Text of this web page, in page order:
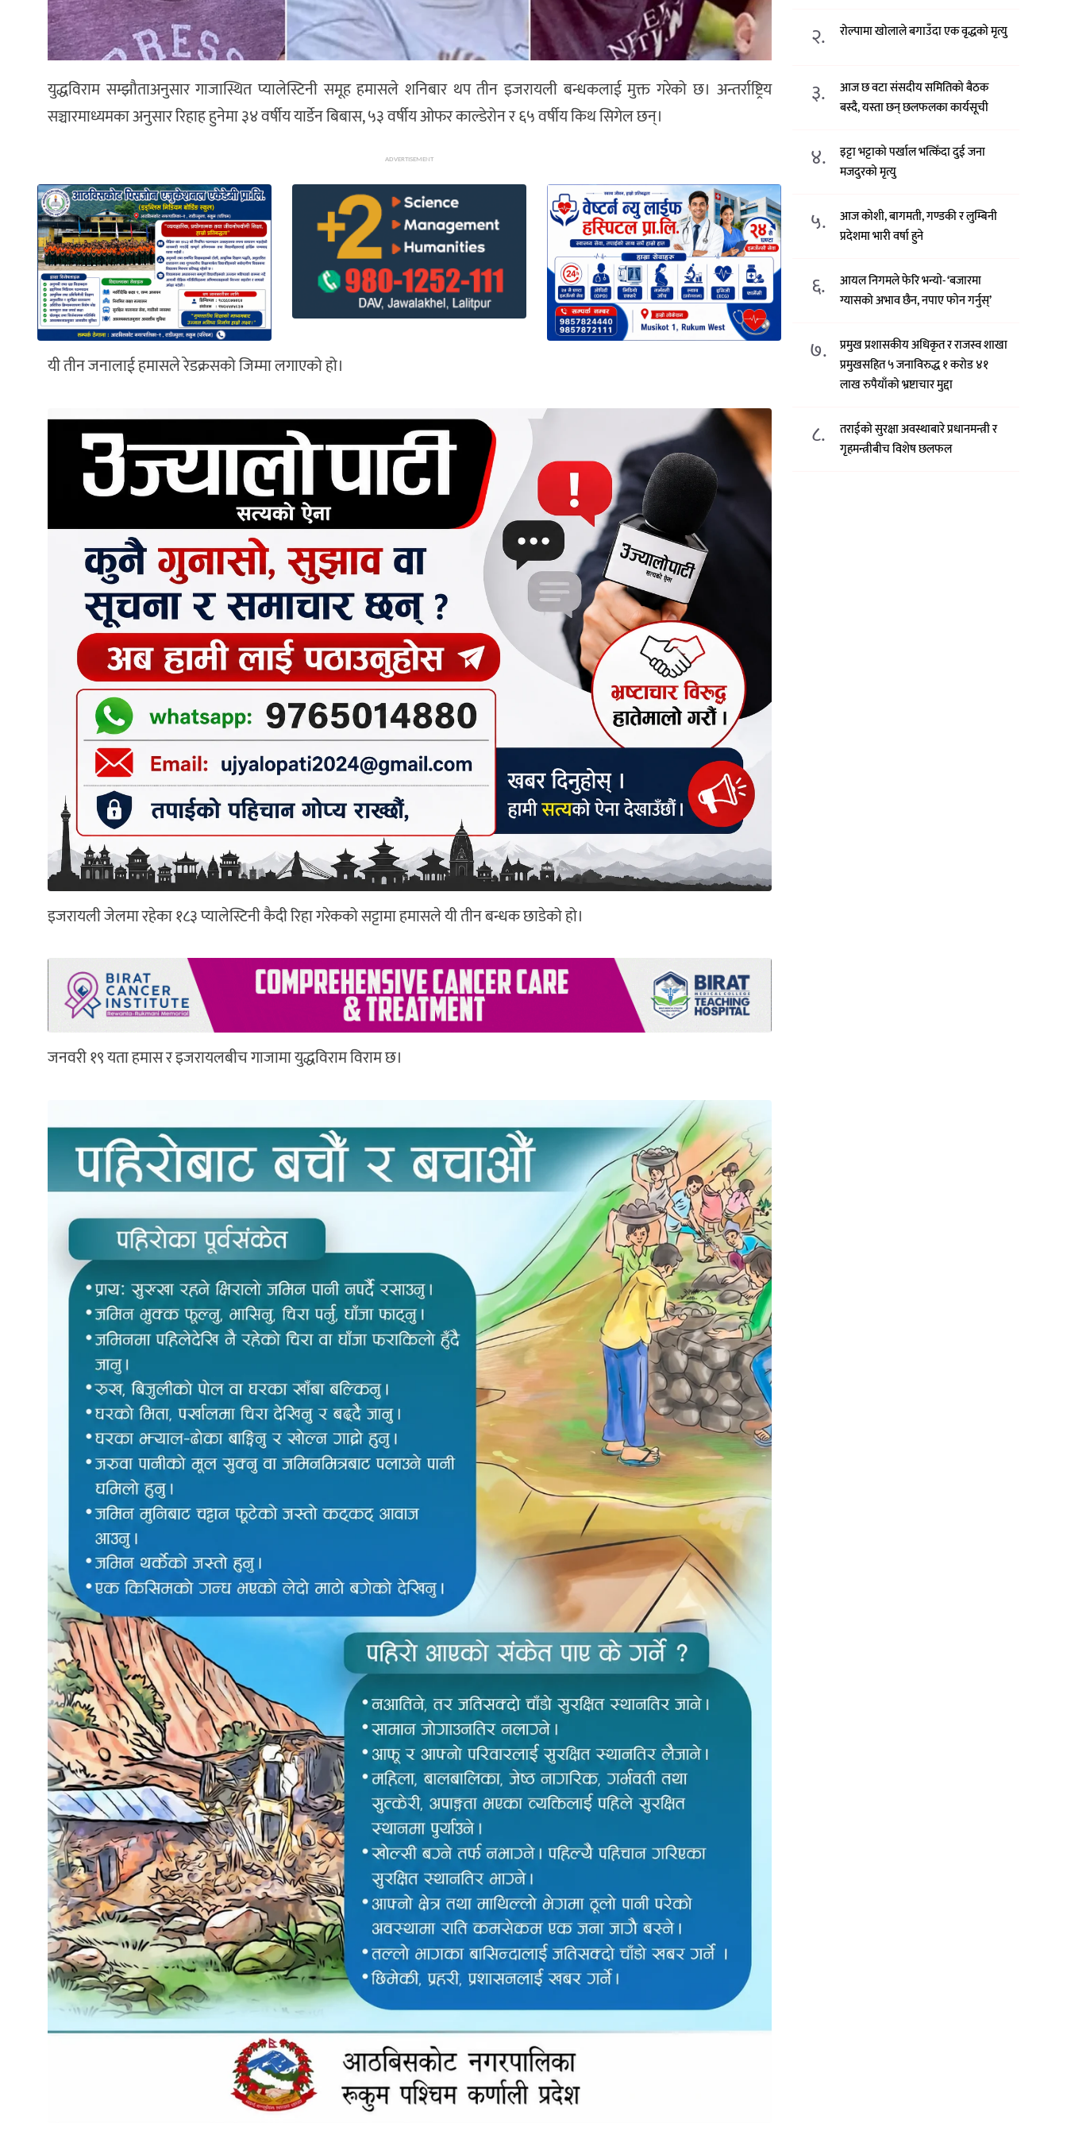
युद्धविराम सम्झौताअनुसार गाजास्थित प्यालेस्टिनी समूह हमासले शनिबार थप तीन इजरायली बन्धकलाई मुक्त गरेको छ। अन्तर्राष्ट्रिय
सञ्चारमाध्यमका अनुसार रिहाह हुनेमा ३४ वर्षीय यार्डेन बिबास, ५३ वर्षीय ओफर काल्डेरोन र ६५ वर्षीय किथ सिगेल छन्।
ADVERTISEMENT
यी तीन जनालाई हमासले रेडक्रसको जिम्मा लगाएको हो।
इजरायली जेलमा रहेका १८३ प्यालेस्टिनी कैदी रिहा गरेकको सट्टामा हमासले यी तीन बन्धक छाडेको हो।
जनवरी १९ यता हमास र इजरायलबीच गाजामा युद्धविराम विराम छ।
२. रोल्पामा खोलाले बगाउँदा एक वृद्धको मृत्यु
३.
आज छ वटा संसदीय समितिको बैठक
बस्दै, यस्ता छन् छलफलका कार्यसूची
४.
इट्टा भट्टाको पर्खाल भत्किँदा दुई जना
मजदुरको मृत्यु
५.
आज कोशी, बागमती, गण्डकी र लुम्बिनी
प्रदेशमा भारी वर्षा हुने
६.
आयल निगमले फेरि भन्याे- ‘बजारमा
ग्यासको अभाव छैन, नपाए फोन गर्नुस्’
७.
प्रमुख प्रशासकीय अधिकृत र राजस्व शाखा
प्रमुखसहित ५ जनाविरुद्ध १ करोड ४१
लाख रुपैयाँको भ्रष्टाचार मुद्दा
८.
तराईको सुरक्षा अवस्थाबारे प्रधानमन्त्री र
गृहमन्त्रीबीच विशेष छलफल